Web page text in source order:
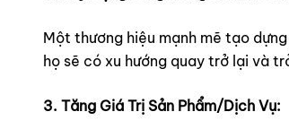
Một thương hiệu mạnh mẽ tạo
họ sẽ có xu hướng quay trở lại và
3. Tăng Giá Trị Sản Phẩm/Dịch Vụ: